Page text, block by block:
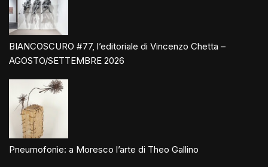
BIANCOSCURO #77, l’editoriale di Vincenzo Chetta –
AGOSTO/SETTEMBRE 2026
Pneumofonìe: a Moresco l’arte di Theo Gallino